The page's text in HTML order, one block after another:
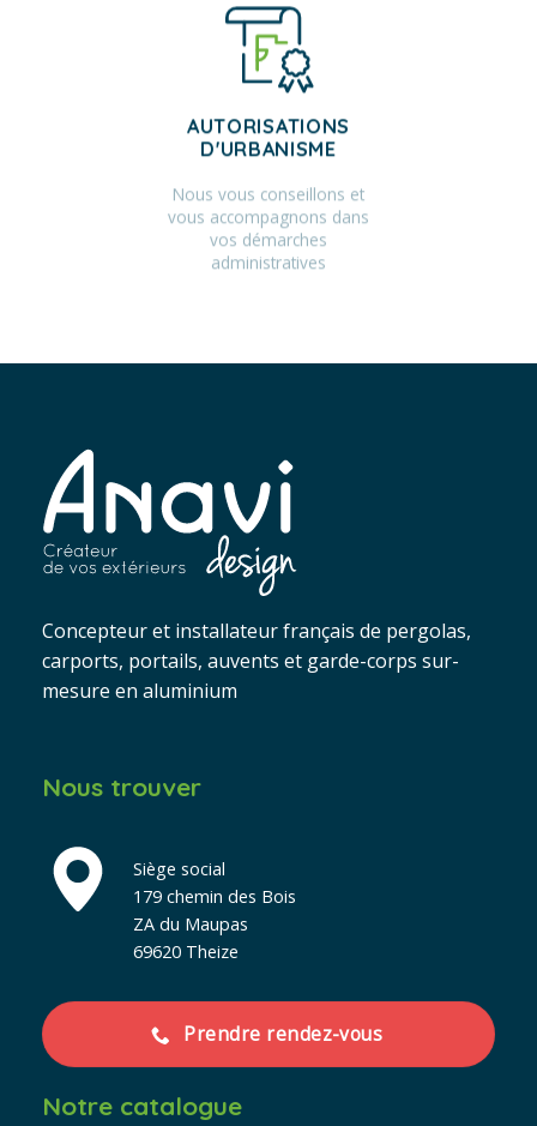
AUTORISATIONS
D'URBANISME
Nous vous conseillons et
vous accompagnons dans
vos démarches
administratives
Concepteur et installateur français de pergolas,
carports, portails, auvents et garde-corps sur-
mesure en aluminium
Nous trouver
Siège social
179 chemin des Bois
ZA du Maupas
69620 Theize
Prendre rendez-vous
Notre catalogue